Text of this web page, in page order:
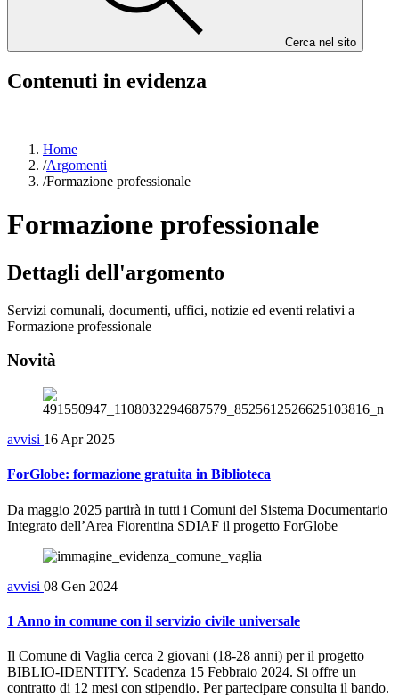
Cerca nel sito
Contenuti in evidenza
Home
/Argomenti
/Formazione professionale
Formazione professionale
Dettagli dell'argomento
Servizi comunali, documenti, uffici, notizie ed eventi relativi a
Formazione professionale
Novità
avvisi 16 Apr 2025
ForGlobe: formazione gratuita in Biblioteca
Da maggio 2025 partirà in tutti i Comuni del Sistema Documentario
Integrato dell’Area Fiorentina SDIAF il progetto ForGlobe
avvisi 08 Gen 2024
1 Anno in comune con il servizio civile universale
Il Comune di Vaglia cerca 2 giovani (18-28 anni) per il progetto
BIBLIO-IDENTITY. Scadenza 15 Febbraio 2024. Si offre un
contratto di 12 mesi con stipendio. Per partecipare consulta il bando.